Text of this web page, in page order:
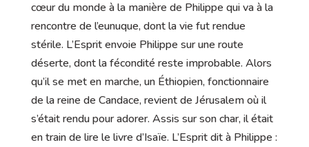
cœur du monde à la manière de Philippe qui va à la
rencontre de l’eunuque, dont la vie fut rendue
stérile. L’Esprit envoie Philippe sur une route
déserte, dont la fécondité reste improbable. Alors
qu’il se met en marche, un Éthiopien, fonctionnaire
de la reine de Candace, revient de Jérusalem où il
s’était rendu pour adorer. Assis sur son char, il était
en train de lire le livre d’Isaïe. L’Esprit dit à Philippe :